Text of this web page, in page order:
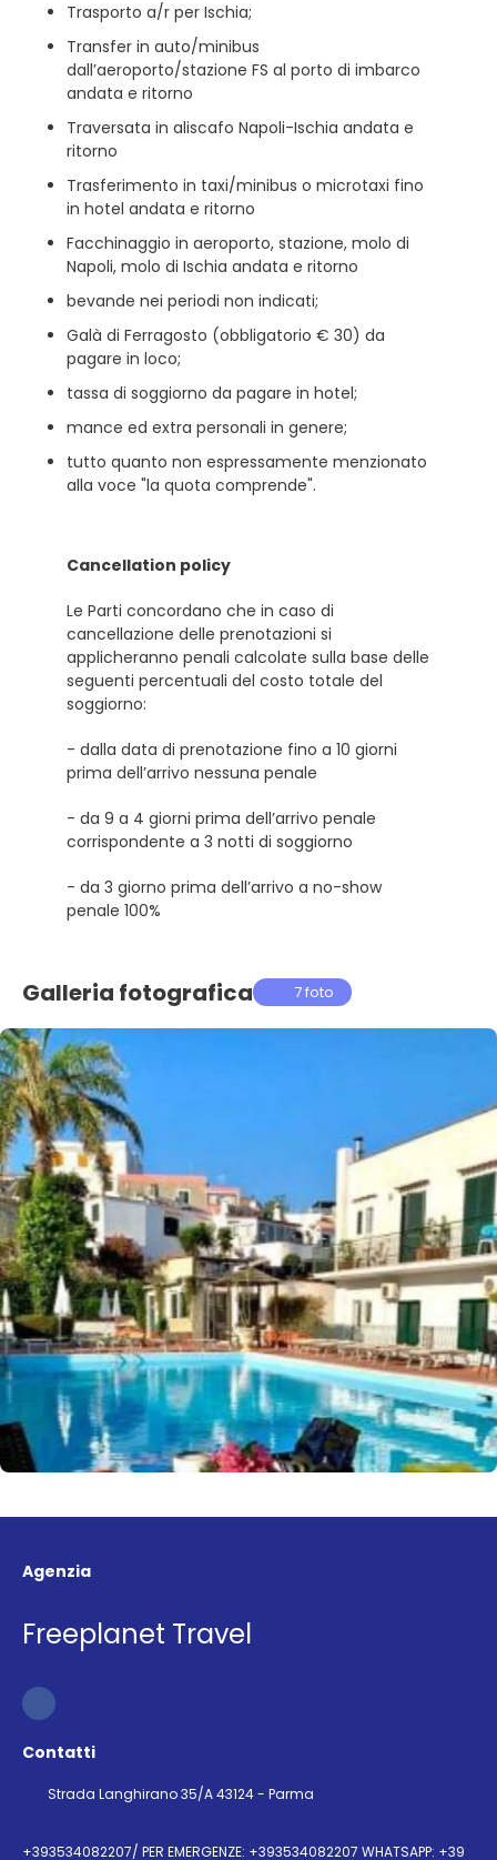
Trasporto a/r per Ischia;
Transfer in auto/minibus
dall’aeroporto/stazione FS al porto di imbarco
andata e ritorno
Traversata in aliscafo Napoli-Ischia andata e
ritorno
Trasferimento in taxi/minibus o microtaxi fino
in hotel andata e ritorno
Facchinaggio in aeroporto, stazione, molo di
Napoli, molo di Ischia andata e ritorno
bevande nei periodi non indicati;
Galà di Ferragosto (obbligatorio € 30) da
pagare in loco;
tassa di soggiorno da pagare in hotel;
mance ed extra personali in genere;
tutto quanto non espressamente menzionato
alla voce "la quota comprende".
Cancellation policy
Le Parti concordano che in caso di
cancellazione delle prenotazioni si
applicheranno penali calcolate sulla base delle
seguenti percentuali del costo totale del
soggiorno:
- dalla data di prenotazione fino a 10 giorni
prima dell’arrivo nessuna penale
- da 9 a 4 giorni prima dell’arrivo penale
corrispondente a 3 notti di soggiorno
- da 3 giorno prima dell’arrivo a no-show
penale 100%
Galleria fotografica 7 foto
Agenzia
Freeplanet Travel
Contatti
Strada Langhirano 35/A 43124 - Parma
+393534082207/ PER EMERGENZE: +393534082207 WHATSAPP: +39